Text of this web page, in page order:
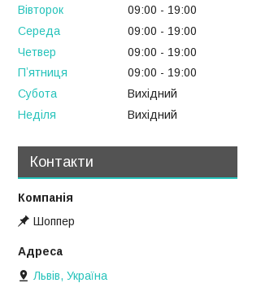
Вівторок
09:00
19:00
Середа
09:00
19:00
Четвер
09:00
19:00
Пʼятниця
09:00
19:00
Субота
Вихідний
Неділя
Вихідний
Контакти
Шоппер
Львів, Україна